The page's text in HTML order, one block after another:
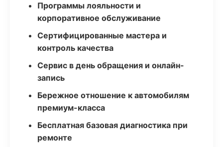
Программы лояльности и
корпоративное обслуживание
Сертифицированные мастера и
контроль качества
Сервис в день обращения и онлайн-
запись
Бережное отношение к автомобилям
премиум-класса
Бесплатная базовая диагностика при
ремонте